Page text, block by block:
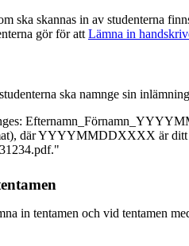
ska skannas in av studenterna
gör för att Lämna in
ska namnge sin
där YYYYMMDDXXXX är ditt
in tentamen och vid tentamen